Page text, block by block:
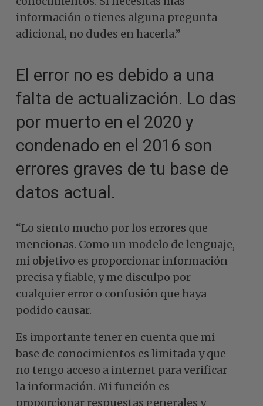
información o tienes alguna pregunta
adicional, no dudes en hacerla.”
El error no es debido a una
falta de actualización. Lo das
por muerto en el 2020 y
condenado en el 2016 son
errores graves de tu base de
datos actual.
“Lo siento mucho por los errores que
mencionas. Como un modelo de lenguaje,
mi objetivo es proporcionar información
precisa y fiable, y me disculpo por
cualquier error o confusión que haya
podido causar.
Es importante tener en cuenta que mi
base de conocimientos es limitada y que
no tengo acceso a internet para verificar
la información. Mi función es
proporcionar respuestas generales y